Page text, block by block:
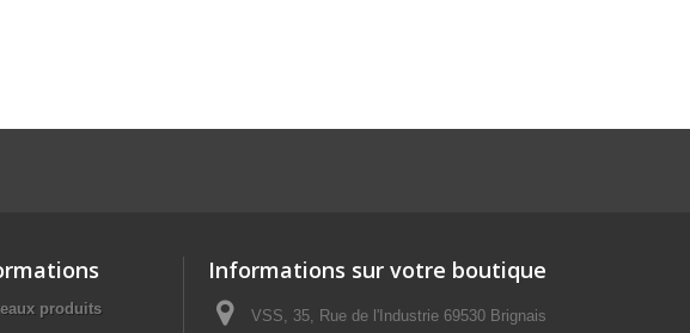
produits
Informations sur votre boutique
VSS, 35, Rue de l'Industrie 69530 Brignais